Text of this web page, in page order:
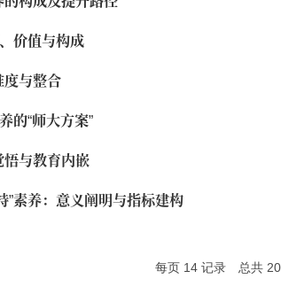
价值与构成
度与整合
的“师大方案”
悟与教育内嵌
”素养：意义阐明与指标建构
每页 14 记录 总共 20